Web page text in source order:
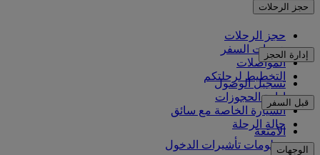
حجز الرحلات
حجز الرحلات
خدمات السفر
المواصلات
التخطيط لرحلتكم
إدارة الحجز
تسجيل الوصول
إدارة الحجوزات
السيارة الخاصة مع سائق
حالة الرحلة
قبل السفر
الأمتعة
معلومات تأشيرات الدخولالوجهات